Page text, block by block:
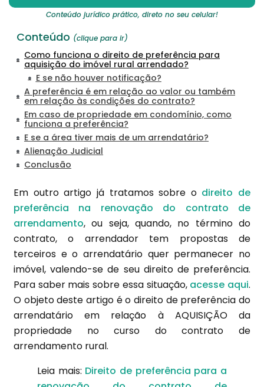
Conteúdo jurídico prático, direto no seu celular!
Conteúdo (clique para ir)
Como funciona o direito de preferência para
aquisição do imóvel rural arrendado?
E se não houver notificação?
A preferência é em relação ao valor ou também
em relação às condições do contrato?
Em caso de propriedade em condomínio, como
funciona a preferência?
E se a área tiver mais de um arrendatário?
Alienação Judicial
Conclusão
Em outro artigo já tratamos sobre o direito de
preferência na renovação do contrato de
arrendamento, ou seja, quando, no término do
contrato, o arrendador tem propostas de
terceiros e o arrendatário quer permanecer no
imóvel, valendo-se de seu direito de preferência.
Para saber mais sobre essa situação, acesse aqui.
O objeto deste artigo é o direito de preferência do
arrendatário em relação à AQUISIÇÃO da
propriedade no curso do contrato de
arrendamento rural.
Leia mais: Direito de preferência para a